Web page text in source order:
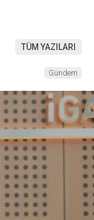
TÜM YAZILARI
Gündem